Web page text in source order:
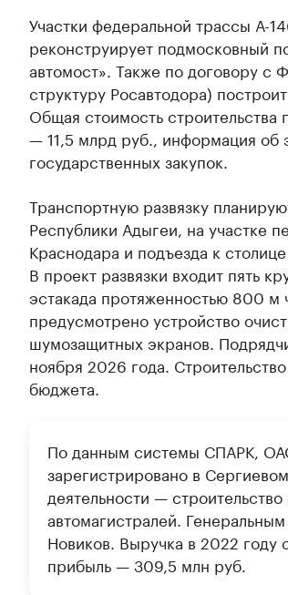
Участки федеральной трассы А-
реконструирует подмосковный
автомост». Также по договору с
структуру Росавтодора)
Общая стоимость строительства
— 11,5 млрд руб., информация об
государственных закупок.
Транспортную развязку
Республики Адыгеи, на участке
Краснодара и подъезда к
В проект развязки входит пять
эстакада протяженностью 800 м
предусмотрено устройство
шумозащитных экранов.
ноября 2026 года.
бюджета.
По данным системы СПАРК,
зарегистрировано в
деятельности —
автомагистралей.
Новиков. Выручка в 2022 году
прибыль — 309,5 млн руб.